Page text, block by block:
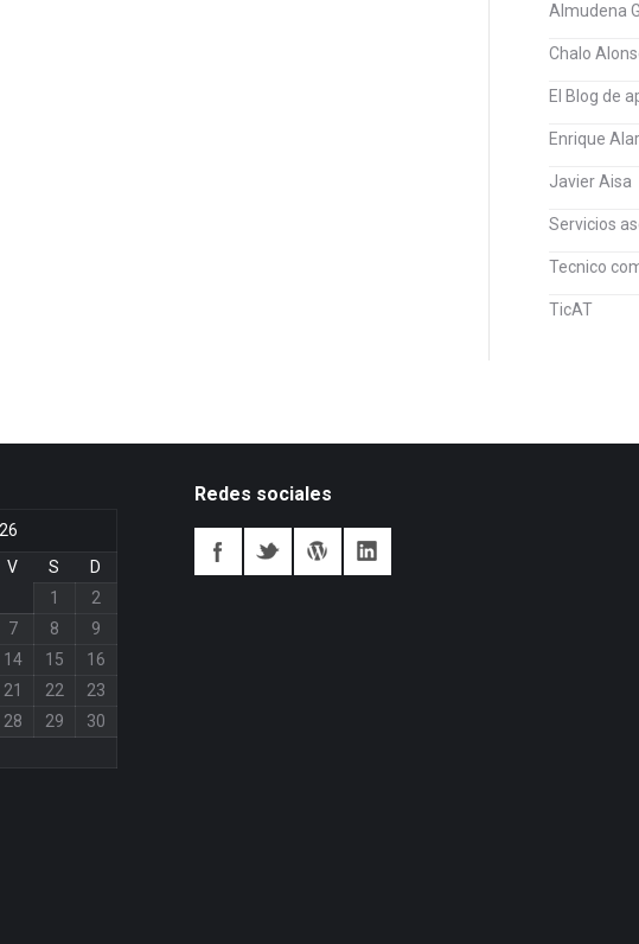
Almudena
Chalo
El Blog de
Enrique
Javier Aisa
Servicios
Tecnico
TicAT
V S
D
1
2
7 8
9
14 15
16
21 22
23
28 29
30
Redes sociales